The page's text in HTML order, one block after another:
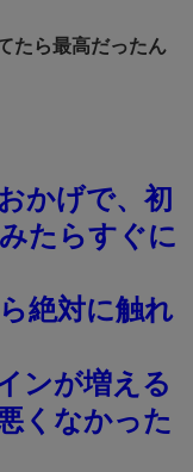
たら最高だったん
かげで、初
たらすぐに
絶対に触れ
ンが増える
くなかった